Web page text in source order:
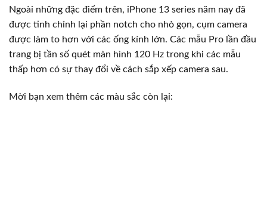
Ngoài những đặc điểm trên, iPhone 13 series năm nay đã
được tinh chỉnh lại phần notch cho nhỏ gọn, cụm camera
được làm to hơn với các ống kính lớn. Các mẫu Pro lần đầu
trang bị tần số quét màn hình 120 Hz trong khi các mẫu
thấp hơn có sự thay đổi về cách sắp xếp camera sau.
Mời bạn xem thêm các màu sắc còn lại: